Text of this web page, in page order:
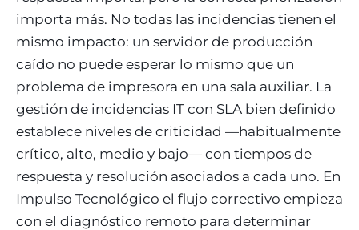
importa más. No todas las incidencias tienen el
mismo impacto: un servidor de producción
caído no puede esperar lo mismo que un
problema de impresora en una sala auxiliar. La
gestión de incidencias IT con SLA bien definido
establece niveles de criticidad —habitualmente
crítico, alto, medio y bajo— con tiempos de
respuesta y resolución asociados a cada uno. En
Impulso Tecnológico el flujo correctivo empieza
con el diagnóstico remoto para determinar